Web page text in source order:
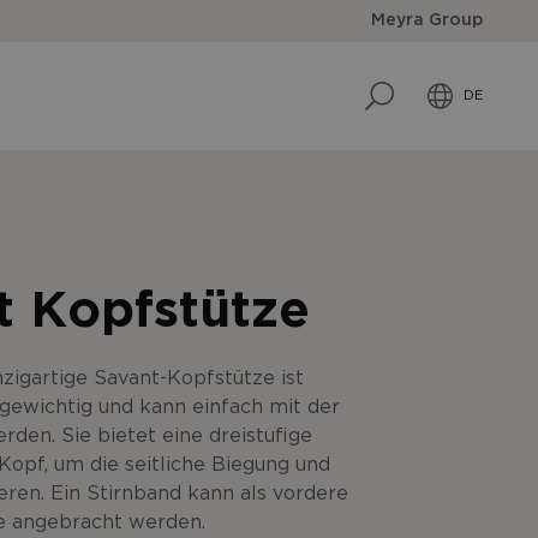
Meyra Group
DE
Kopfstütze
Savant-Kopfstütze ist
und kann einfach mit der
Sie bietet eine dreistufige
um die seitliche Biegung und
Ein Stirnband kann als vordere
angebracht werden.